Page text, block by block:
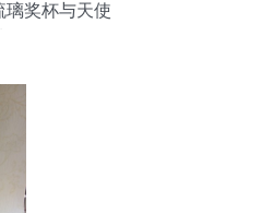
璃奖杯与天使